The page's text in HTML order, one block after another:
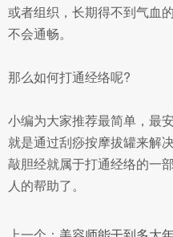
或者组织，长期得不到气血
不会通畅。
那么如何打通经络呢?
小编为大家推荐最简单，最
就是通过刮痧按摩拔罐来解
敲胆经就属于打通经络的一
人的帮助了。